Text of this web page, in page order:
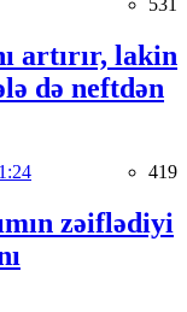
531
artırır, lakin
də neftdən
419
zəiflədiyi